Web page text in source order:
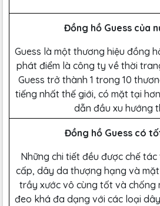
Đồng hồ Guess của
Guess là một thương hiệu đồng
phát điểm là công ty về thời
Guess trở thành 1 trong 10
tiếng nhất thế giới, có mặt tại
dẫn đầu xu hướng
Đồng hồ Guess có
Những chi tiết đều được chế
cấp, dây da thượng hạng và
trầy xước vô cùng tốt và chống
đeo khá đa dạng với các loại